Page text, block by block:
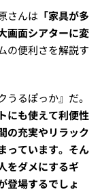
さんは 「家具が多
画面シアターに変
の便利さを解説す
るぽっか』だ。
にも使えて利便性
の充実やリラック
っています。そん
をダメにするギ
登場するでしょ